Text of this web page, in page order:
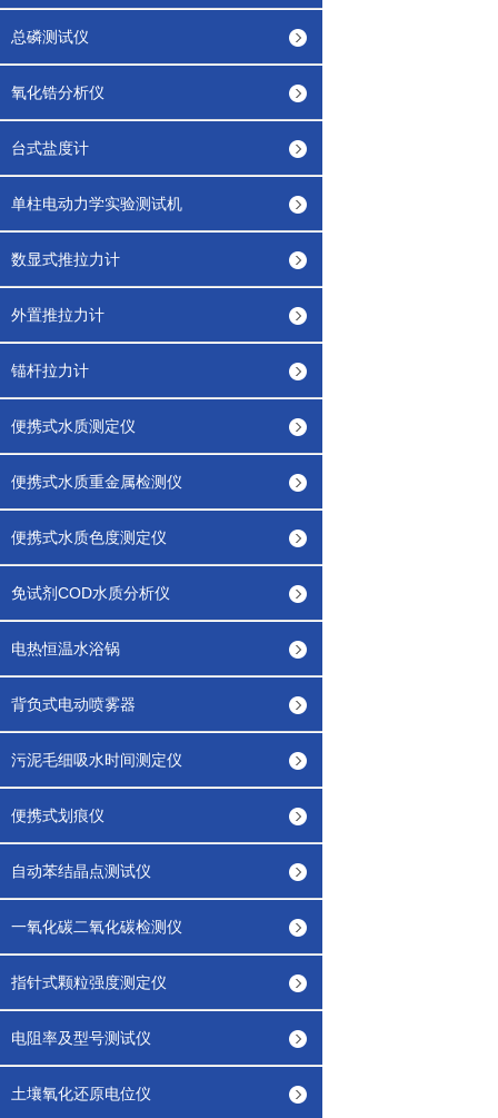
总磷测试仪
氧化锆分析仪
台式盐度计
单柱电动力学实验测试机
数显式推拉力计
外置推拉力计
锚杆拉力计
便携式水质测定仪
便携式水质重金属检测仪
便携式水质色度测定仪
免试剂COD水质分析仪
电热恒温水浴锅
背负式电动喷雾器
污泥毛细吸水时间测定仪
便携式划痕仪
自动苯结晶点测试仪
一氧化碳二氧化碳检测仪
指针式颗粒强度测定仪
电阻率及型号测试仪
土壤氧化还原电位仪